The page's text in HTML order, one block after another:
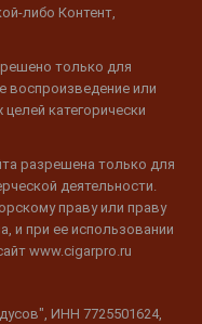
либо Контент,
только для
воспроизведение или
категорически
разрешена только для
деятельности.
праву или праву
и при ее использовании
www.cigarpro.ru
ИНН 7725501624,